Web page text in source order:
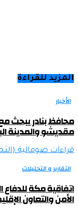
المزيد للقراءة
الأخبار
محافظ بنادر يبحث
مقديشو والمدينة
قراءات صومالية
التقارير و التحليلات
اتفاقية مكة
الأمن والتعاون